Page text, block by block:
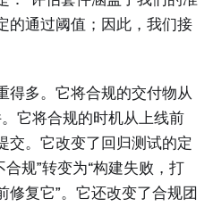
的通过阈值；因此，我们接
得多。它将合规的交付物从
它将合规的时机从上线前
交。它改变了回归测试的定
规”转变为“构建失败，打
修复它”。它还改变了合规团